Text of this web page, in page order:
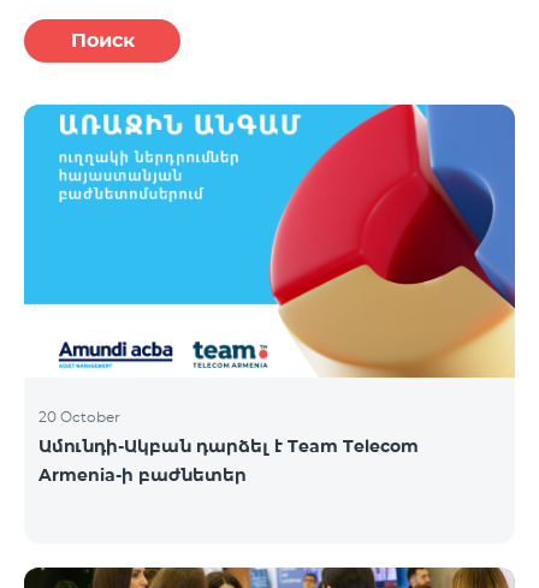
Поиск
20 October
Ամունդի-Ակբան դարձել է Team Telecom
Armenia-ի բաժնետեր